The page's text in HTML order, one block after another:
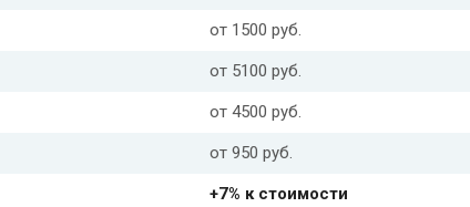
от 1500 руб.
от 5100 руб.
от 4500 руб.
от 950 руб.
+7% к стоимости